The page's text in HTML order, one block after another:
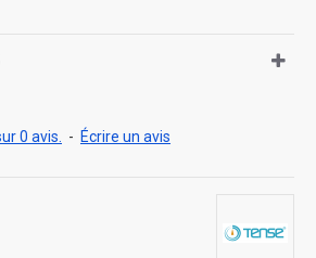
0 avis. - Écrire un avis